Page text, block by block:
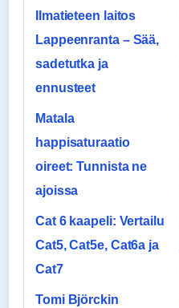
Ilmatieteen laitos
Lappeenranta – Sää,
sadetutka ja
ennusteet
Matala
happisaturaatio
oireet: Tunnista ne
ajoissa
Cat 6 kaapeli: Vertailu
Cat5, Cat5e, Cat6a ja
Cat7
Tomi Björckin